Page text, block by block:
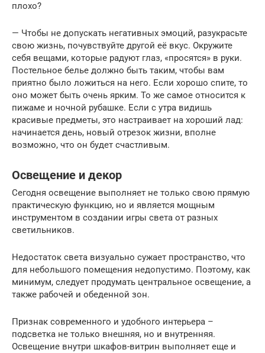
плохо?
— Чтобы не допускать негативных эмоций, разукрасьте
свою жизнь, почувствуйте другой её вкус. Окружите
себя вещами, которые радуют глаз, «просятся» в руки.
Постельное белье должно быть таким, чтобы вам
приятно было ложиться на него. Если хорошо спите, то
оно может быть очень ярким. То же самое относится к
пижаме и ночной рубашке. Если с утра видишь
красивые предметы, это настраивает на хороший лад:
начинается день, новый отрезок жизни, вполне
возможно, что он будет счастливым.
Освещение и декор
Сегодня освещение выполняет не только свою прямую
практическую функцию, но и является мощным
инструментом в создании игры света от разных
светильников.
Недостаток света визуально сужает пространство, что
для небольшого помещения недопустимо. Поэтому, как
минимум, следует продумать центральное освещение, а
также рабочей и обеденной зон.
Признак современного и удобного интерьера –
подсветка не только внешняя, но и внутренняя.
Освещение внутри шкафов-витрин выполняет еще и